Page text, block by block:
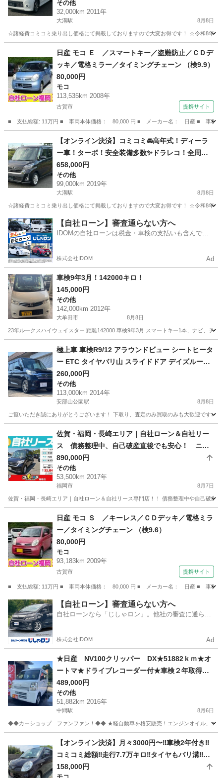
その他
32,000km 2011年
大溝駅 8月8日
☆諸経費コミコミ乗り出し価格にて掲載しておりますので大変お得です！ ☆令和8年
大溝駅 その他
日産 モコ Ｅ ／スマートキー／盗難防止／ＣＤデ
ッキ／電格ミラー／タイミングチェーン （検9.9）
80,000円
モコ
113,535km 2008年
古賀市 提携サイト
■ 支払総額: 11万円 ■ 車両本体価格： 80,000 円 ■ メーカー名： 日産 ■ 車種
モコ
【オンライン決済】コミコミ🚘高年式！ディーラ
ー車！ターボ！安全装備多数✨ドラレコ！全周囲
カメラ！Bカメラ！ナビ！TV！Bluetooth！デイ
ズルークス！
658,000円
その他
99,000km 2019年
大溝駅 8月8日
☆諸経費コミコミ乗り出し価格にて掲載しておりますので大変お得です！ ☆令和8年
福岡 筑後市 大溝駅 その他 車両
【自社ローン】審査通らない方へ
IDOMの自社ローンは税金・車検の支払いも含んでい
株式会社IDOM Ad
車検9年3月！142000キロ！
145,000円
その他
142,000km 2012年
大牟田市 8月8日
23年ルークスハイウェイスター 距離142000 車検9年3月 スマートキー1本、ナビ、テ
その他
極上車 車検R9/12 アラウンドビュー シートヒータ
ー ETC タイヤバリ山 スライドドア デイズルーク
ス
260,000円
その他
113,000km 2014年
安部山公園駅 8月8日
ご覧いただき誠にありがとうございます！ 下取り、査定のみ買取のみも大歓迎で
安部山公園駅 その他
佐賀・福岡・長崎エリア｜自社ローン＆自社リー
ス 債務整理中、自己破産直後でも安心！ ニッ
サン デイズルークス X H29年式
890,000円
その他
53,500km 2017年
福岡市 8月7日
佐賀・福岡・長崎エリア｜自社ローン＆自社リース専門店！！ 債務整理中や自己破
その他 ローン
日産 モコ Ｓ ／キーレス／ＣＤデッキ／電格ミラ
ー／タイミングチェーン （検9.6）
80,000円
モコ
93,183km 2009年
古賀市 提携サイト
■ 支払総額: 11万円 ■ 車両本体価格： 80,000 円 ■ メーカー名： 日産 ■ 車種
福岡 古賀市 モコ
【自社ローン】審査通らない方へ
自社ローンなら「じしゃロン」。他社の審査に通らな
株式会社IDOM Ad
★日産 NV100クリッパー DX★51882ｋｍ★オ
ートマ★ドライブレコーダー付★車検２年取得渡
し+法令点検整備等★
489,000円
その他
51,882km 2016年
中間駅 8月6日
◆◆カーショップ ファンファン！◆◆ ★軽自動車を格安販売！エンジンオイル
中間駅 その他
【オンライン決済】月々3000円〜‼️車検2年付き‼️
コミコミ総額‼️走行7.7万キロ‼️タイヤもバリ溝‼️日
産モコ‼️
158,000円